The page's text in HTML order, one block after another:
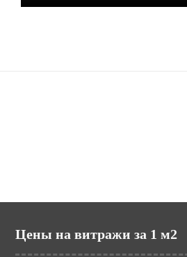
Цены на витражи за 1 м2